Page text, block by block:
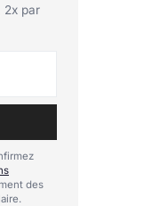
2x par
des